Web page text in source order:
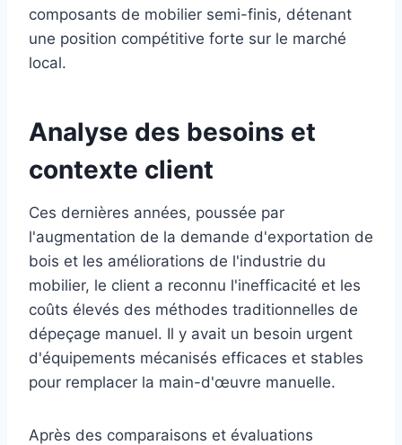
composants de mobilier semi-finis, détenant
une position compétitive forte sur le marché
local.
Analyse des besoins et
contexte client
Ces dernières années, poussée par
l'augmentation de la demande d'exportation de
bois et les améliorations de l'industrie du
mobilier, le client a reconnu l'inefficacité et les
coûts élevés des méthodes traditionnelles de
dépeçage manuel. Il y avait un besoin urgent
d'équipements mécanisés efficaces et stables
pour remplacer la main-d'œuvre manuelle.
Après des comparaisons et évaluations